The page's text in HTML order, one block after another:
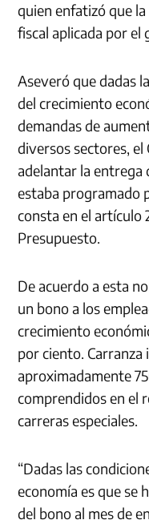
quien enfatizó que
fiscal aplicada por el
Aseveró que dadas
del crecimiento
demandas de
diversos sectores,
adelantar la entrega
estaba programado
consta en el artículo
Presupuesto.
De acuerdo a esta
un bono a los
crecimiento
por ciento. Carranza
aproximadamente
comprendidos en el
carreras especiales.
“Dadas las
economía es que se
del bono al mes de